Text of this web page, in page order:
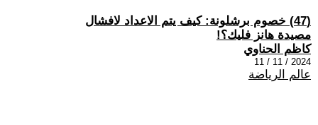
(47) خصوم برشلونة: كيف يتم الاعداد لافشال
مصيدة هانز فليك؟!
كاظم الحناوي
2024 / 11 / 11
عالم الرياضة